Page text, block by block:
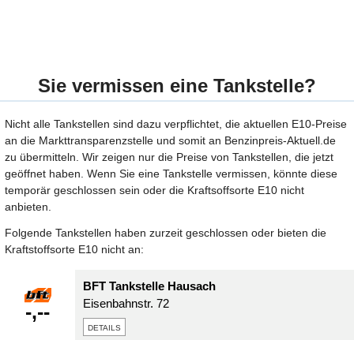
Sie vermissen eine Tankstelle?
Nicht alle Tankstellen sind dazu verpflichtet, die aktuellen E10-Preise
an die Markttransparenzstelle und somit an Benzinpreis-Aktuell.de
zu übermitteln. Wir zeigen nur die Preise von Tankstellen, die jetzt
geöffnet haben. Wenn Sie eine Tankstelle vermissen, könnte diese
temporär geschlossen sein oder die Kraftsoffsorte E10 nicht
anbieten.
Folgende Tankstellen haben zurzeit geschlossen oder bieten die
Kraftstoffsorte E10 nicht an:
-,--
BFT Tankstelle Hausach
Eisenbahnstr. 72
details